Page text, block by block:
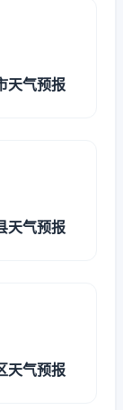
天气预报
天气预报
天气预报